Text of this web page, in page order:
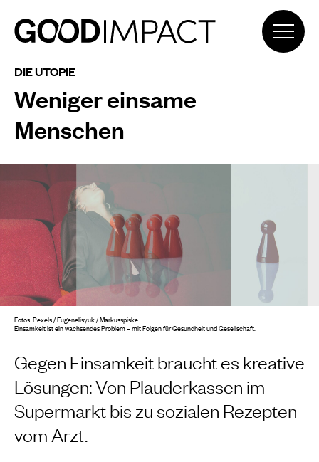
DIE UTOPIE
Weniger einsame
Menschen
Gegen Einsamkeit braucht es kreative
Lösungen: Von Plauderkassen im
Supermarkt bis zu sozialen Rezepten
vom Arzt.
Fotos: Pexels / Eugenelisyuk / Markusspiske
Einsamkeit ist ein wachsendes Problem – mit Folgen für Gesundheit und Gesellschaft.